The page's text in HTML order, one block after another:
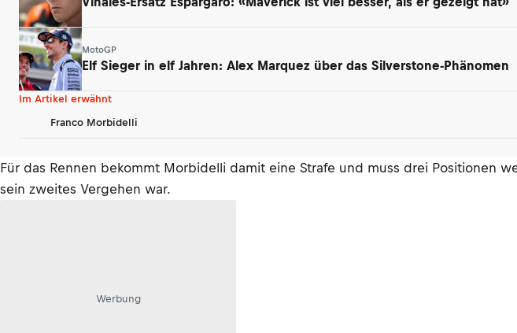
MotoGP
Elf Sieger in elf Jahren: Alex Marquez über das Silverstone-Phänomen
Im Artikel erwähnt
Franco Morbidelli
Für das Rennen bekommt Morbidelli damit eine Strafe und muss drei Positionen
sein zweites Vergehen war.
Werbung